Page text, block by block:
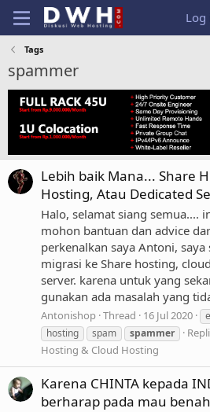
Log
Tags
spammer
Lebih baik Mana... Share
Hosting, Atau Dedicated
Halo, selamat siang semua....
mohon bantuan dan advice
perkenalkan saya Antoni,
migrasi ke Share hosting,
server. karena untuk yang
gunakan ada masalah yang
Antonishop Thread 16 Jul 2020
hosting
spam spammer
Hosting & Cloud Hosting
Karena CHINTA kepada
berharap pada mau